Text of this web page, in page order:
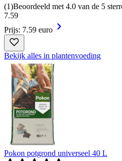
(1)Beoordeeld met 4.0 van de 5
7.59
Prijs: 7.59 euro
Bekijk alles in plantenvoeding
Pokon potgrond universeel 40 L